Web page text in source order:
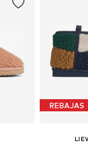
REBAJAS